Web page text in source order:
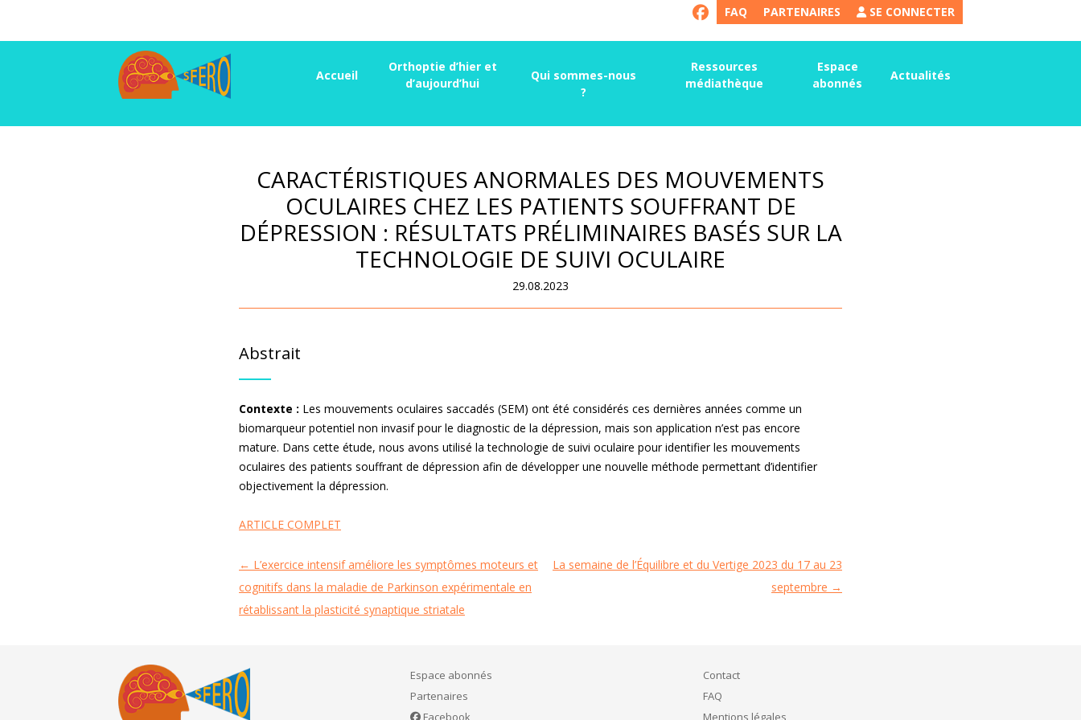
SE CONNECTER
PARTENAIRES
FAQ
Accueil
Orthoptie d’hier et
d’aujourd’hui
Qui sommes-nous
?
Ressources
médiathèque
Espace
abonnés
Actualités
CARACTÉRISTIQUES ANORMALES DES MOUVEMENTS
OCULAIRES CHEZ LES PATIENTS SOUFFRANT DE
DÉPRESSION : RÉSULTATS PRÉLIMINAIRES BASÉS SUR LA
TECHNOLOGIE DE SUIVI OCULAIRE
29.08.2023
Abstrait
Contexte : Les mouvements oculaires saccadés (SEM) ont été considérés ces dernières années comme un
biomarqueur potentiel non invasif pour le diagnostic de la dépression, mais son application n’est pas encore
mature. Dans cette étude, nous avons utilisé la technologie de suivi oculaire pour identifier les mouvements
oculaires des patients souffrant de dépression afin de développer une nouvelle méthode permettant d’identifier
objectivement la dépression.
ARTICLE COMPLET
Navigation
des
articles
← L’exercice intensif améliore les symptômes moteurs et
cognitifs dans la maladie de Parkinson expérimentale en
rétablissant la plasticité synaptique striatale
La semaine de l’Équilibre et du Vertige 2023 du 17 au 23
septembre →
Espace abonnés
Partenaires
Facebook
Contact
FAQ
Mentions légales